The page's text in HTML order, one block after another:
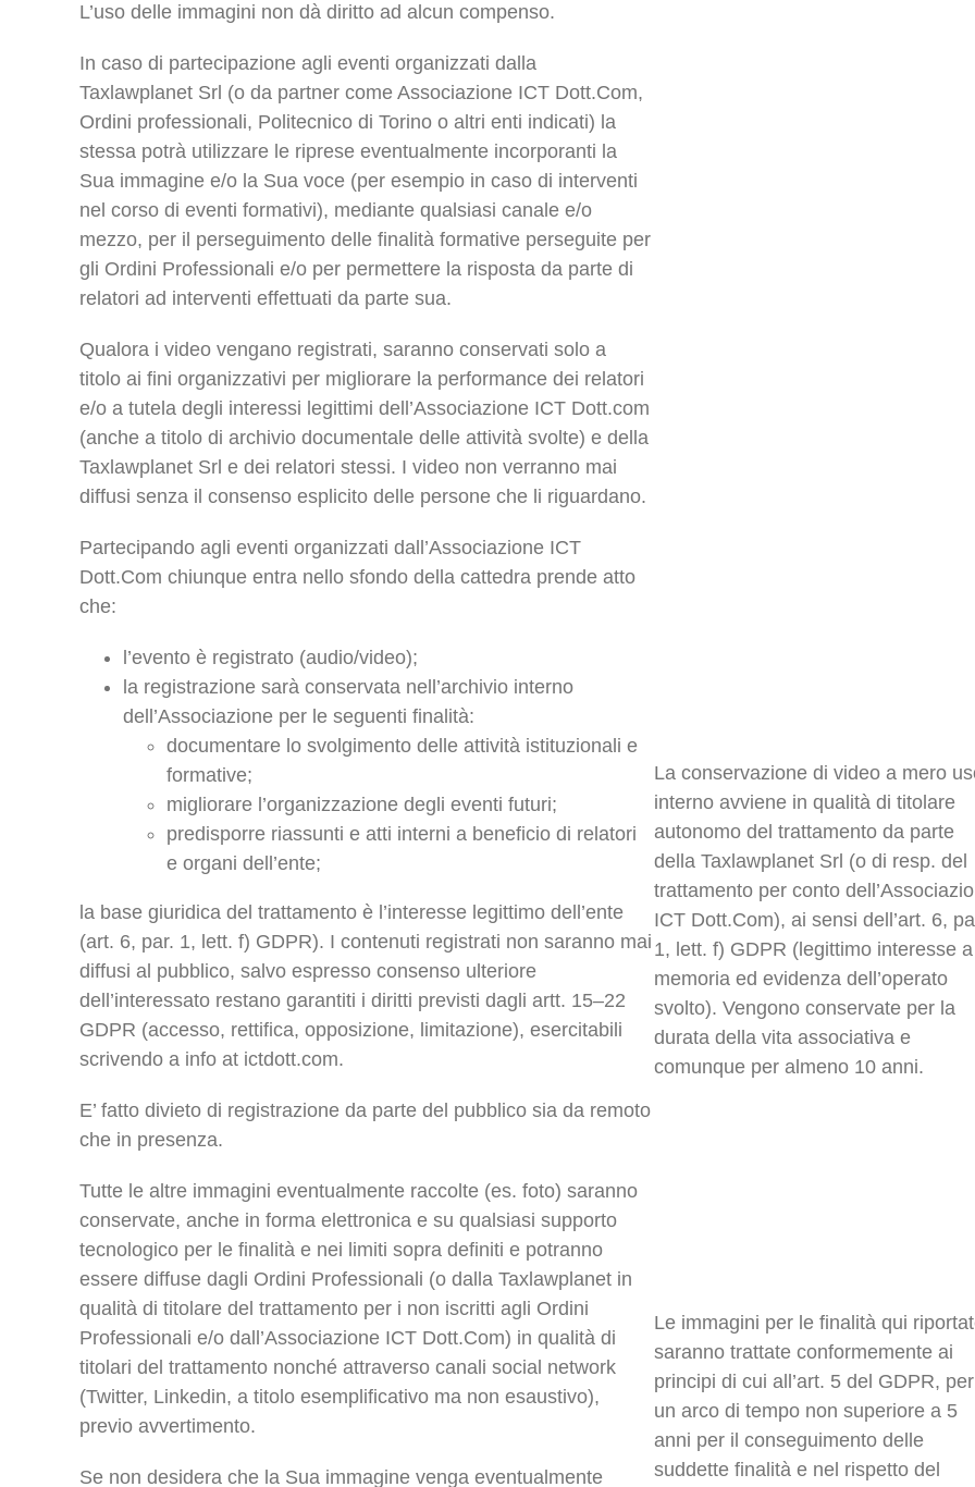
L’uso delle immagini non dà diritto ad alcun compenso.
In caso di partecipazione agli eventi organizzati dalla
Taxlawplanet Srl (o da partner come Associazione ICT Dott.Com,
Ordini professionali, Politecnico di Torino o altri enti indicati) la
stessa potrà utilizzare le riprese eventualmente incorporanti la
Sua immagine e/o la Sua voce (per esempio in caso di interventi
nel corso di eventi formativi), mediante qualsiasi canale e/o
mezzo, per il perseguimento delle finalità formative perseguite per
gli Ordini Professionali e/o per permettere la risposta da parte di
relatori ad interventi effettuati da parte sua.
Qualora i video vengano registrati, saranno conservati solo a
titolo ai fini organizzativi per migliorare la performance dei relatori
e/o a tutela degli interessi legittimi dell’Associazione ICT Dott.com
(anche a titolo di archivio documentale delle attività svolte) e della
Taxlawplanet Srl e dei relatori stessi. I video non verranno mai
diffusi senza il consenso esplicito delle persone che li riguardano.
Partecipando agli eventi organizzati dall’Associazione ICT
Dott.Com chiunque entra nello sfondo della cattedra prende atto
che:
l’evento è registrato (audio/video);
la registrazione sarà conservata nell’archivio interno
dell’Associazione per le seguenti finalità:
documentare lo svolgimento delle attività istituzionali e
formative;
migliorare l’organizzazione degli eventi futuri;
predisporre riassunti e atti interni a beneficio di relatori
e organi dell’ente;
la base giuridica del trattamento è l’interesse legittimo dell’ente
(art. 6, par. 1, lett. f) GDPR). I contenuti registrati non saranno mai
diffusi al pubblico, salvo espresso consenso ulteriore
dell’interessato restano garantiti i diritti previsti dagli artt. 15–22
GDPR (accesso, rettifica, opposizione, limitazione), esercitabili
scrivendo a info at ictdott.com.
E’ fatto divieto di registrazione da parte del pubblico sia da remoto
che in presenza.
Tutte le altre immagini eventualmente raccolte (es. foto) saranno
conservate, anche in forma elettronica e su qualsiasi supporto
tecnologico per le finalità e nei limiti sopra definiti e potranno
essere diffuse dagli Ordini Professionali (o dalla Taxlawplanet in
qualità di titolare del trattamento per i non iscritti agli Ordini
Professionali e/o dall’Associazione ICT Dott.Com) in qualità di
titolari del trattamento nonché attraverso canali social network
(Twitter, Linkedin, a titolo esemplificativo ma non esaustivo),
previo avvertimento.
Se non desidera che la Sua immagine venga eventualmente
La conservazione di video a mero
interno avviene in qualità di titolare
autonomo del trattamento da parte
della Taxlawplanet Srl (o di resp. del
trattamento per conto
ICT Dott.Com), ai sensi dell’art. 6,
1, lett. f) GDPR (legittimo interesse a
memoria ed evidenza dell’operato
svolto). Vengono conservate per la
durata della vita associativa e
comunque per almeno 10 anni.
Le immagini per le finalità qui
saranno trattate conformemente ai
principi di cui all’art. 5 del GDPR, per
un arco di tempo non superiore a 5
anni per il conseguimento delle
suddette finalità e nel rispetto del